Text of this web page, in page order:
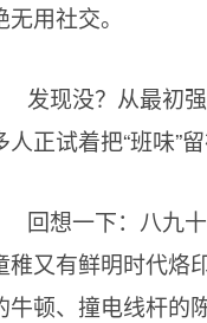
无用社交。
发现没？从最初
人正试着把“班味”
回想一下：八九
稚又有鲜明时代烙
牛顿、撞电线杆的